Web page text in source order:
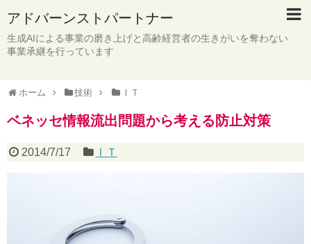
アドバーンストパートナー
生成AIによる事業の磨き上げと高齢経営者の生きがいを奪わない
事業承継を行っています
ホーム 技術 ＩＴ
ベネッセ情報流出問題から考える防止対策
2014/7/17 ＩＴ